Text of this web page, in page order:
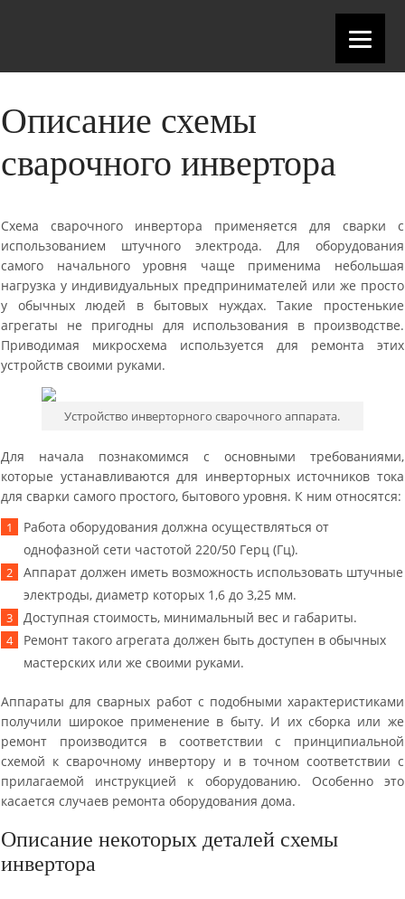
Описание схемы
сварочного инвертора
Схема сварочного инвертора применяется для сварки с
использованием штучного электрода. Для оборудования
самого начального уровня чаще применима небольшая
нагрузка у индивидуальных предпринимателей или же просто
у обычных людей в бытовых нуждах. Такие простенькие
агрегаты не пригодны для использования в производстве.
Приводимая микросхема используется для ремонта этих
устройств своими руками.
Устройство инверторного сварочного аппарата.
Для начала познакомимся с основными требованиями,
которые устанавливаются для инверторных источников тока
для сварки самого простого, бытового уровня. К ним относятся:
Работа оборудования должна осуществляться от
однофазной сети частотой 220/50 Герц (Гц).
Аппарат должен иметь возможность использовать штучные
электроды, диаметр которых 1,6 до 3,25 мм.
Доступная стоимость, минимальный вес и габариты.
Ремонт такого агрегата должен быть доступен в обычных
мастерских или же своими руками.
Аппараты для сварных работ с подобными характеристиками
получили широкое применение в быту. И их сборка или же
ремонт производится в соответствии с принципиальной
схемой к сварочному инвертору и в точном соответствии с
прилагаемой инструкцией к оборудованию. Особенно это
касается случаев ремонта оборудования дома.
Описание некоторых деталей схемы
инвертора